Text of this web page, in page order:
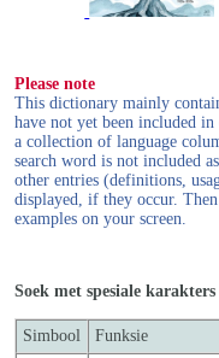
Please note
This dictionary mainly
have not yet been included
a collection of language
search word is not included
other entries (definitions,
displayed, if they occur.
examples on your screen.
Soek met spesiale karakters
Simbool Funksie